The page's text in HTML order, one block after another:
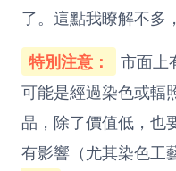
了。這點我瞭解不多
特別注意：
市面上
可能是經過染色或輻
晶，除了價值低，也
有影響（尤其染色工